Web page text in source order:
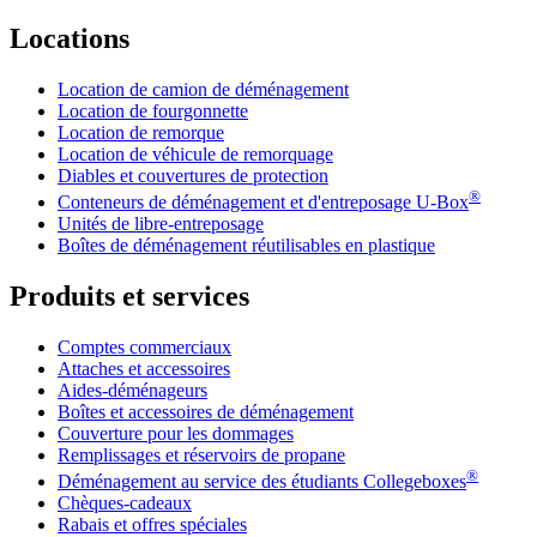
Locations
Location de camion de déménagement
Location de fourgonnette
Location de remorque
Location de véhicule de remorquage
Diables et couvertures de protection
Conteneurs de déménagement et d'entreposage U-Box®
Unités de libre-entreposage
Boîtes de déménagement réutilisables en plastique
Produits et services
Comptes commerciaux
Attaches et accessoires
Aides-déménageurs
Boîtes et accessoires de déménagement
Couverture pour les dommages
Remplissages et réservoirs de propane
Déménagement au service des étudiants Collegeboxes®
Chèques-cadeaux
Rabais et offres spéciales